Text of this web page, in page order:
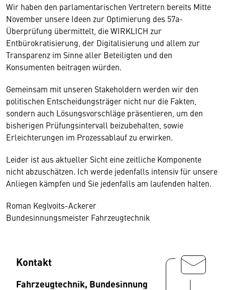
Wir haben den parlamentarischen Vertretern bereits Mitte
November unsere Ideen zur Optimierung des 57a-
Überprüfung übermittelt, die WIRKLICH zur
Entbürokratisierung, der Digitalisierung und allem zur
Transparenz im Sinne aller Beteiligten und den
Konsumenten beitragen würden.
Gemeinsam mit unseren Stakeholdern werden wir den
politischen Entscheidungsträger nicht nur die Fakten,
sondern auch Lösungsvorschläge präsentieren, um den
bisherigen Prüfungsintervall beizubehalten, sowie
Erleichterungen im Prozessablauf zu erwirken.
Leider ist aus aktueller Sicht eine zeitliche Komponente
nicht abzuschätzen. Ich werde jedenfalls intensiv für unsere
Anliegen kämpfen und Sie jedenfalls am laufenden halten.
Roman Keglvoits-Ackerer
Bundesinnungsmeister Fahrzeugtechnik
Kontakt
Fahrzeugtechnik, Bundesinnung